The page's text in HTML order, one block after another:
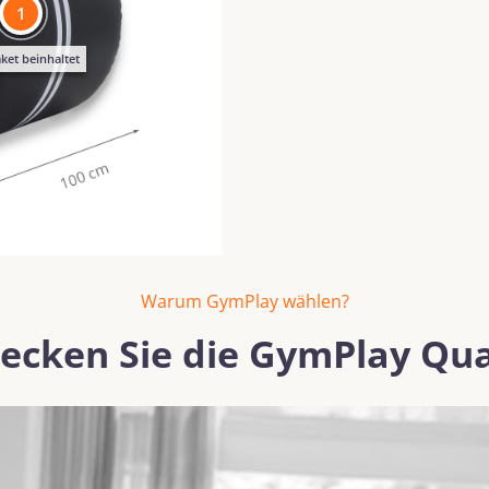
beinhaltet
1
Warum GymPlay wählen?
Sie die GymPlay